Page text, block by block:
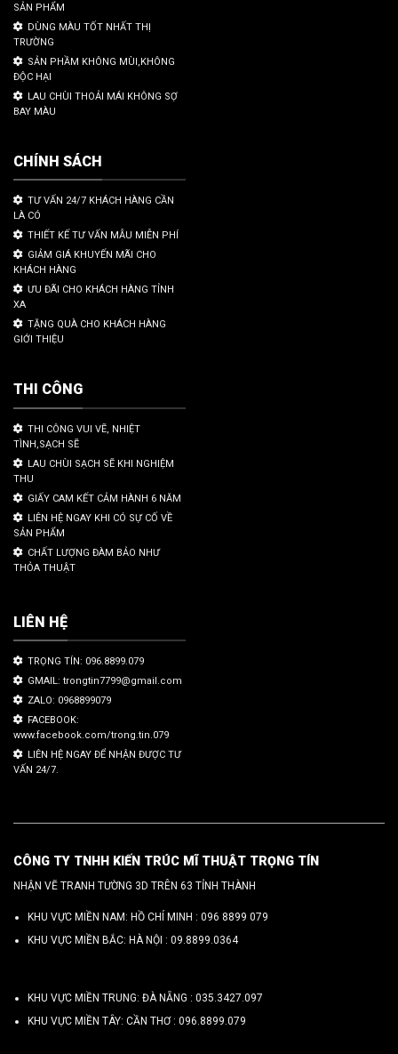
SẢN PHẨM
DÙNG MÀU TỐT NHẤT THỊ
TRƯỜNG
SẢN PHẦM KHÔNG MÙI,KHÔNG
ĐỘC HẠI
LAU CHÙI THOẢI MÁI KHÔNG SỢ
BAY MÀU
CHÍNH SÁCH
TƯ VẤN 24/7 KHÁCH HÀNG CẦN
LÀ CÓ
THIẾT KẾ TƯ VẤN MẪU MIỄN PHÍ
GIẢM GIÁ KHUYẾN MÃI CHO
KHÁCH HÀNG
ƯU ĐÃI CHO KHÁCH HÀNG TỈNH
XA
TẶNG QUÀ CHO KHÁCH HÀNG
GIỚI THIỆU
THI CÔNG
THI CÔNG VUI VẼ, NHIỆT
TÌNH,SẠCH SẼ
LAU CHÙI SẠCH SẼ KHI NGHIỆM
THU
GIẤY CAM KẾT CẢM HÀNH 6 NĂM
LIÊN HỆ NGAY KHI CÓ SỰ CỐ VỀ
SẢN PHẨM
CHẤT LƯỢNG ĐÀM BẢO NHƯ
THỎA THUẬT
LIÊN HỆ
TRỌNG TÍN: 096.8899.079
GMAIL: trongtin7799@gmail.com
ZALO: 0968899079
FACEBOOK:
www.facebook.com/trong.tin.079
LIÊN HỆ NGAY ĐỂ NHẬN ĐƯỢC TƯ
VẤN 24/7.
CÔNG TY TNHH KIẾN TRÚC MĨ THUẬT TRỌNG TÍN
NHẬN VẼ TRANH TƯỜNG 3D TRÊN 63 TỈNH THÀNH
KHU VỰC MIỀN NAM: HỒ CHÍ MINH : 096 8899 079
KHU VỰC MIỀN BẮC: HÀ NỘI : 09.8899.0364
KHU VỰC MIỀN TRUNG: ĐÀ NẴNG : 035.3427.097
KHU VỰC MIỀN TÂY: CẦN THƠ : 096.8899.079